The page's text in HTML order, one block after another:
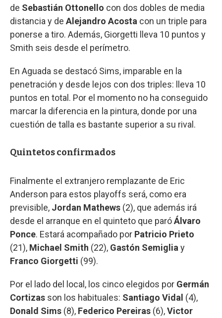
de Sebastián Ottonello con dos dobles de media
distancia y de Alejandro Acosta con un triple para
ponerse a tiro. Además, Giorgetti lleva 10 puntos y
Smith seis desde el perímetro.
En Aguada se destacó Sims, imparable en la
penetración y desde lejos con dos triples: lleva 10
puntos en total. Por el momento no ha conseguido
marcar la diferencia en la pintura, donde por una
cuestión de talla es bastante superior a su rival.
Quintetos confirmados
Finalmente el extranjero remplazante de Eric
Anderson para estos playoffs será, como era
previsible, Jordan Mathews (2), que además irá
desde el arranque en el quinteto que paróÁlvaro
Ponce. Estará acompañado por Patricio Prieto
(21), Michael Smith (22), Gastón Semiglia y
Franco Giorgetti (99).
Por el lado del local, los cinco elegidos por Germán
Cortizas son los habituales: Santiago Vidal (4),
Donald Sims (8), Federico Pereiras (6),Victor